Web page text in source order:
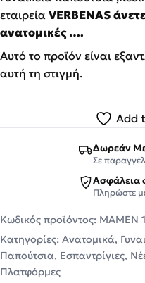
εταιρεία VERBENAS
ανατομικές ….
Αυτό το προϊόν είναι
αυτή τη στιγμή.
Add
Δωρεάν
Σε
Ασφάλεια
Πληρώστε
Κωδικός προϊόντος: MAMEN
Κατηγορίες: Ανατομικά,
Παπούτσια, Εσπαντρίγιες,
Πλατφόρμες